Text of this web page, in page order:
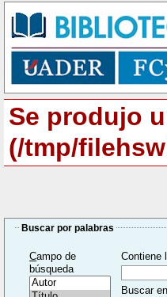
Se produjo
(/tmp/
Buscar por palabras
Campo de
búsqueda
Contiene
Buscar